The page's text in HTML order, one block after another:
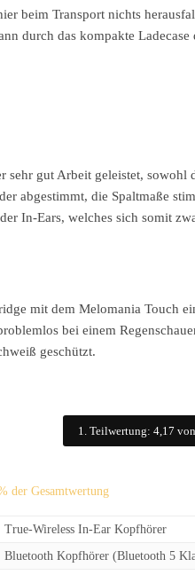
beim Transport nichts
durch das kompakte
gut Arbeit geleistet, sowohl
abgestimmt, die Spaltmaße
In-Ears, welches sich somit
mit dem Melomania Touch
bei einem
geschützt.
1. Teilwertung: 4,17
der Gesamtwertung
True-Wireless In-Ear Kopfhörer
Bluetooth Kopfhörer (Bluetooth 5